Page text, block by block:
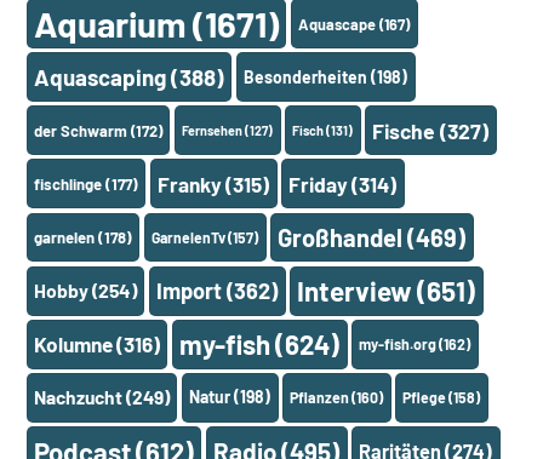
Aquarium (1671) Aquascape(167)
Aquascaping(388) Besonderheiten (198)
der Schwarm(172) Fernsehen(127) Fisch(131) Fische (327)
fischlinge(177) Franky(315) Friday(314)
garnelen(178) GarnelenTv(157) Großhandel (469)
Hobby(254) Import(362) Interview(651)
Kolumne(316) my-fish(624) my-fish.org(162)
Nachzucht(249) Natur(198) Pflanzen(160) Pflege(158)
Podcast(612) Radio(495) Raritäten (274)